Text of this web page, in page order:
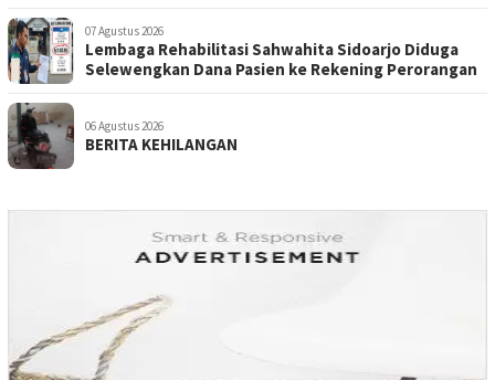
07 Agustus 2026
Lembaga Rehabilitasi Sahwahita Sidoarjo Diduga
Selewengkan Dana Pasien ke Rekening Perorangan
06 Agustus 2026
BERITA KEHILANGAN